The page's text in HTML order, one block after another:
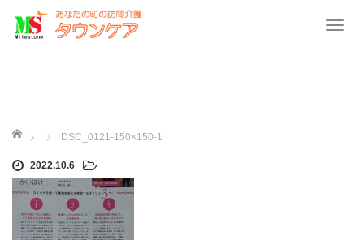
T
o
ホーム DSC_0121-150×150-1
2022.10.6